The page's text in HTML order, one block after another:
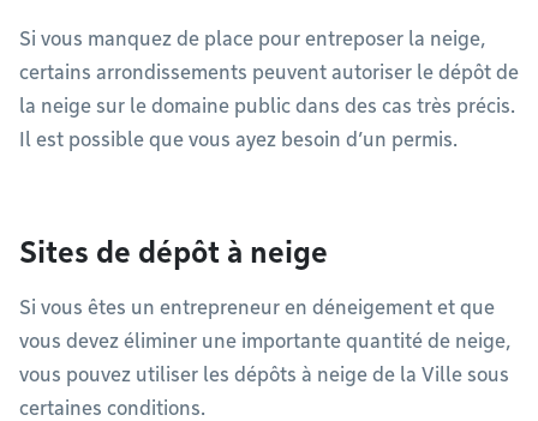
Si vous manquez de place pour entreposer la neige,
certains arrondissements peuvent autoriser le dépôt de
la neige sur le domaine public dans des cas très précis.
Il est possible que vous ayez besoin d’un permis.
Sites de dépôt à neige
Si vous êtes un entrepreneur en déneigement et que
vous devez éliminer une importante quantité de neige,
vous pouvez utiliser les dépôts à neige de la Ville sous
certaines conditions.